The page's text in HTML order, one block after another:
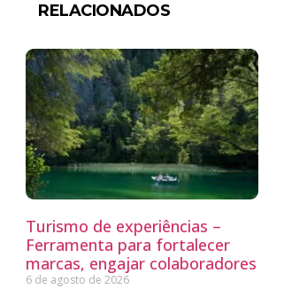
RELACIONADOS
Turismo de experiências –
Ferramenta para fortalecer
marcas, engajar colaboradores
6 de agosto de 2026